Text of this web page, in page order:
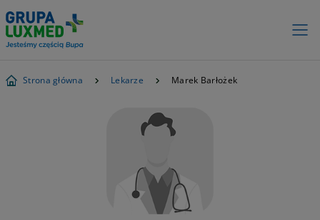
Strona główna Lekarze Marek Barłożek